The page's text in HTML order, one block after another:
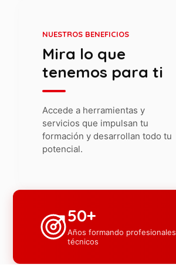
NUESTROS BENEFICIOS
Mira lo que
tenemos para ti
Accede a herramientas y
servicios que impulsan tu
formación y desarrollan todo tu
potencial.
50+
Años formando profesionales
técnicos